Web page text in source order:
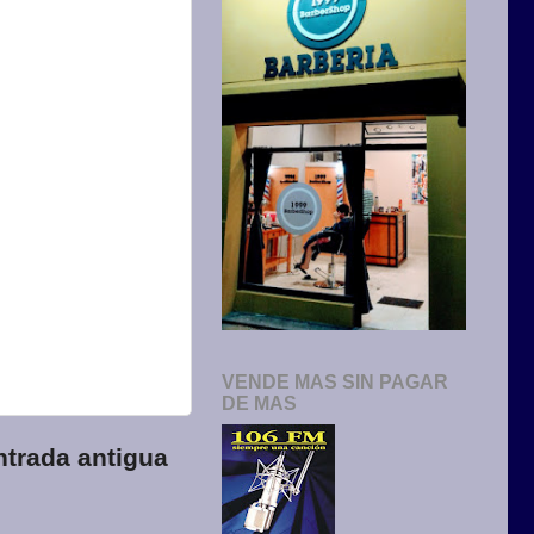
antigua
VENDE MAS SIN PAGAR
DE MAS